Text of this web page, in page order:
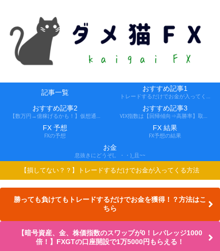
記事一覧 おすすめ記事1
おすすめ記事2 おすすめ記事3
FX 予想
FXの予想
FX 結果
FX予想の結果
お金
息抜きにどうぞ(。・・)_且~~
【損してない？？】トレードするだけでお金が入ってくる方法
勝っても負けてもトレードするだけでお金を獲得！？方法はこ
ちら
【暗号資産、金、株価指数のスワップが0！レバレッジ1000
倍！】FXGTの口座開設で1万5000円もらえる！